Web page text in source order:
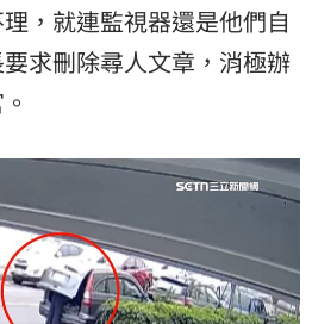
，就連監視器還是他們自
求刪除尋人文章，消極辦